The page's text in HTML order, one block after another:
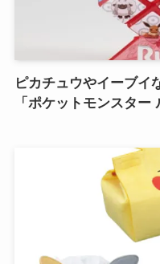
ピカチュウやイーブイ
「ポケットモンスター